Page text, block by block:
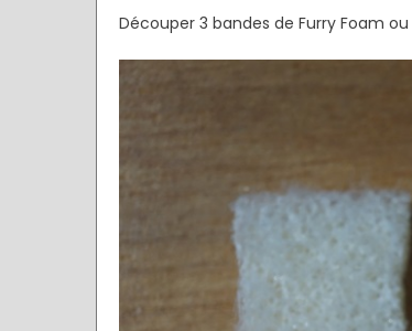
Découper 3 bandes de Furry Foam